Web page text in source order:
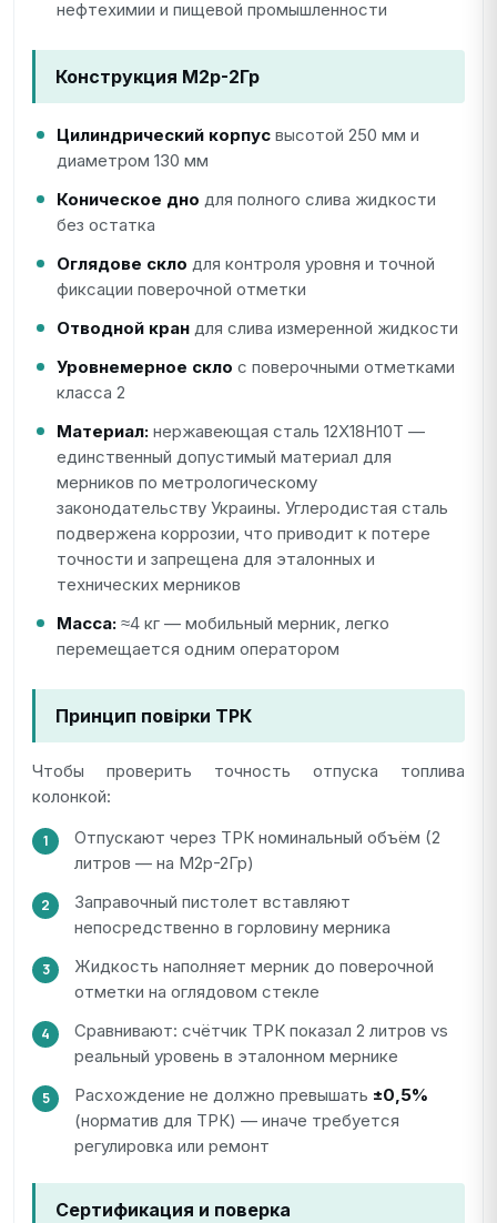
нефтехимии и пищевой промышленности
Конструкция М2р-2Гр
Цилиндрический корпус высотой 250 мм и
диаметром 130 мм
Коническое дно для полного слива жидкости
без остатка
Оглядове скло для контроля уровня и точной
фиксации поверочной отметки
Отводной кран для слива измеренной жидкости
Уровнемерное скло с поверочными отметками
класса 2
Материал: нержавеющая сталь 12Х18Н10Т —
единственный допустимый материал для
мерников по метрологическому
законодательству Украины. Углеродистая сталь
подвержена коррозии, что приводит к потере
точности и запрещена для эталонных и
технических мерников
Масса: ≈4 кг — мобильный мерник, легко
перемещается одним оператором
Принцип повірки ТРК
Чтобы проверить точность отпуска топлива
колонкой:
Отпускают через ТРК номинальный объём (2
литров — на М2р-2Гр)
Заправочный пистолет вставляют
непосредственно в горловину мерника
Жидкость наполняет мерник до поверочной
отметки на оглядовом стекле
Сравнивают: счётчик ТРК показал 2 литров vs
реальный уровень в эталонном мернике
Расхождение не должно превышать ±0,5%
(норматив для ТРК) — иначе требуется
регулировка или ремонт
Сертификация и поверка